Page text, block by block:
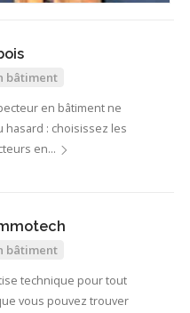
bâtiment
en bâtiment ne
hasard : choisissez les
en…
bâtiment
technique pour tout
vous pouvez trouver